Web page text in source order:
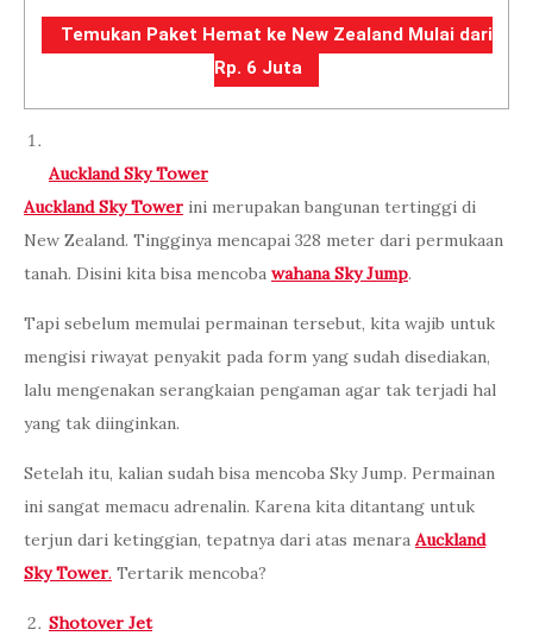
Temukan Paket Hemat ke New Zealand Mulai dari
Rp. 6 Juta
Auckland Sky Tower
Auckland Sky Tower ini merupakan bangunan tertinggi di
New Zealand. Tingginya mencapai 328 meter dari permukaan
tanah. Disini kita bisa mencoba wahana Sky Jump.
Tapi sebelum memulai permainan tersebut, kita wajib untuk
mengisi riwayat penyakit pada form yang sudah disediakan,
lalu mengenakan serangkaian pengaman agar tak terjadi hal
yang tak diinginkan.
Setelah itu, kalian sudah bisa mencoba Sky Jump. Permainan
ini sangat memacu adrenalin. Karena kita ditantang untuk
terjun dari ketinggian, tepatnya dari atas menara Auckland
Sky Tower. Tertarik mencoba?
Shotover Jet